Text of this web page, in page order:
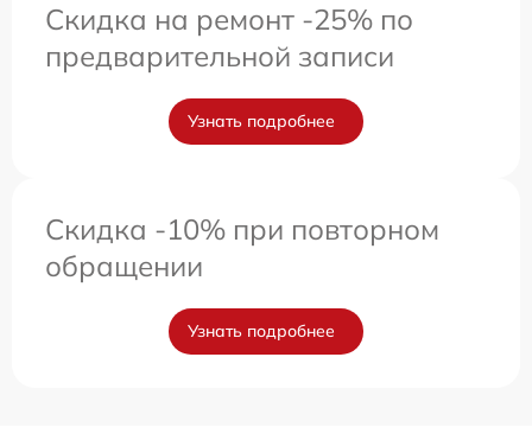
Скидка на ремонт -25% по
предварительной записи
Узнать подробнее
Скидка -10% при повторном
обращении
Узнать подробнее